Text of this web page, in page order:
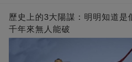
歷史上的3大陽謀：明明知道是
千年來無人能破